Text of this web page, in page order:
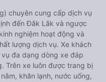
chuyên cung cấp dịch vụ
đến Đắk Lắk và ngược
nghiệm hoạt động và
lượng dịch vụ. Xe khách
đa dạng dòng xe đáp
Trên xe luôn được trang bị
khăn lạnh, nước uống,